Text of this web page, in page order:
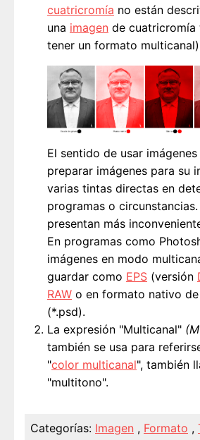
cuatricromía no están
una imagen de cuatricromía
tener un formato
El sentido de usar
preparar imágenes para su
varias tintas directas en
programas o
presentan más
En programas como
imágenes en modo
guardar como EPS (versión
RAW o en formato nativo
(*.psd).
La expresión "Multicanal"
también se usa para
"color multicanal", también
"multitono".
Categorías: Imagen , Formato ,